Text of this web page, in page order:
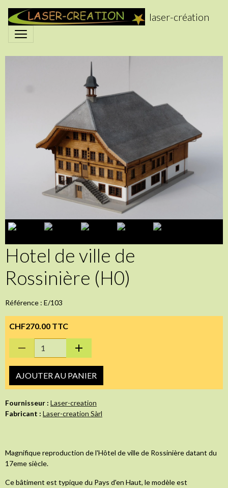
laser-création
Hotel de ville de
Rossinière (H0)
Référence : E/103
CHF270.00 TTC
AJOUTER AU PANIER
Fournisseur : Laser-creation
Fabricant : Laser-creation Sàrl
Magnifique reproduction de l'Hôtel de ville de Rossinière datant du
17eme siècle.
Ce bâtiment est typique du Pays d'en Haut, le modèle est